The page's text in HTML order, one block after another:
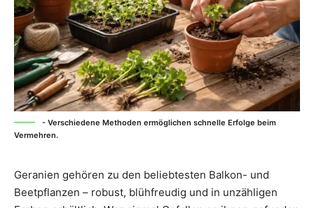
- Verschiedene Methoden ermöglichen schnelle Erfolge beim
Vermehren.
Geranien gehören zu den beliebtesten Balkon- und
Beetpflanzen – robust, blühfreudig und in unzähligen